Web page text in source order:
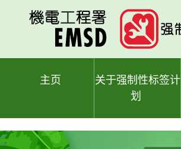
主页
关于强制性标签计
划